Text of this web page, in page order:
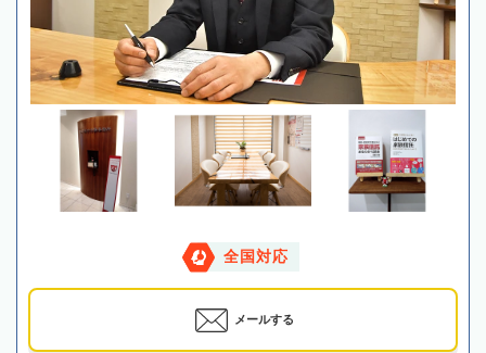
全国対応
メールする